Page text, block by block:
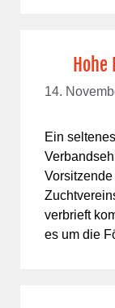
14.
Ein
verbrieft
es um die